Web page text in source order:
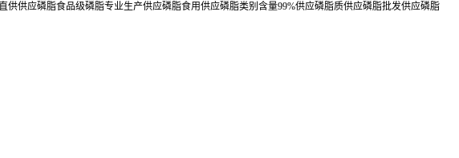
供应磷脂食品级磷脂专业生产供应磷脂食用供应磷脂类别含量99%供应磷脂质供应磷脂批发供应磷脂